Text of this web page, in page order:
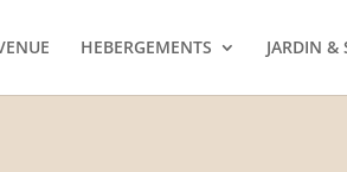
HEBERGEMENTS JARDIN &